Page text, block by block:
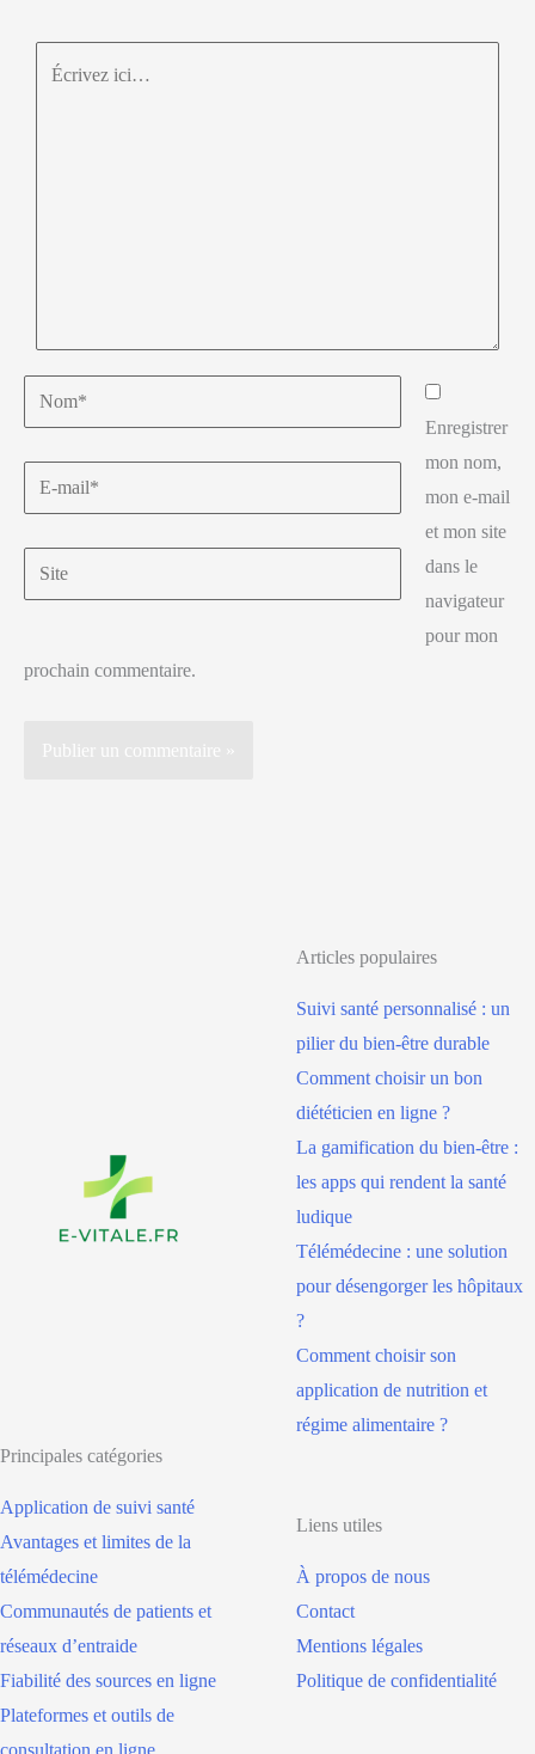
Enregistrer
mon nom,
mon e-mail
et mon site
dans le
navigateur
pour mon
prochain commentaire.
Articles populaires
Suivi santé personnalisé : un
pilier du bien-être durable
Comment choisir un bon
diététicien en ligne ?
La gamification du bien-être :
les apps qui rendent la santé
ludique
Télémédecine : une solution
pour désengorger les hôpitaux
?
Comment choisir son
application de nutrition et
régime alimentaire ?
Principales catégories
Application de suivi santé
Avantages et limites de la
télémédecine
Communautés de patients et
réseaux d’entraide
Fiabilité des sources en ligne
Plateformes et outils de
Liens utiles
À propos de nous
Contact
Mentions légales
Politique de confidentialité